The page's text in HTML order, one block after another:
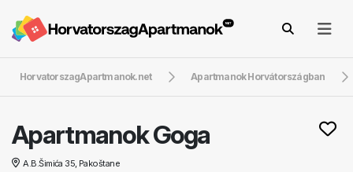
HorvatorszagApartmanok.net Apartmanok Horvátországban
Apartmanok Goga
A.B.Šimića 35, Pakoštane